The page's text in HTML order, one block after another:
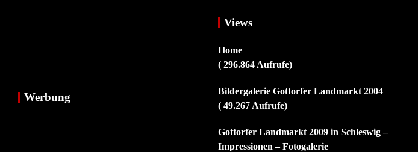
Werbung
Views
Home
( 296.864 Aufrufe)
Bildergalerie Gottorfer Landmarkt 2004
( 49.267 Aufrufe)
Gottorfer Landmarkt 2009 in Schleswig –
Impressionen – Fotogalerie